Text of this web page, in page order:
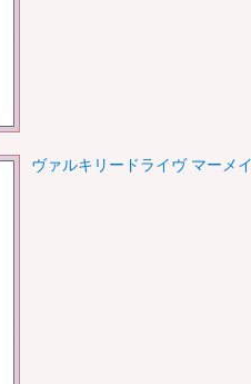
ヴァルキリードライヴ マーメ